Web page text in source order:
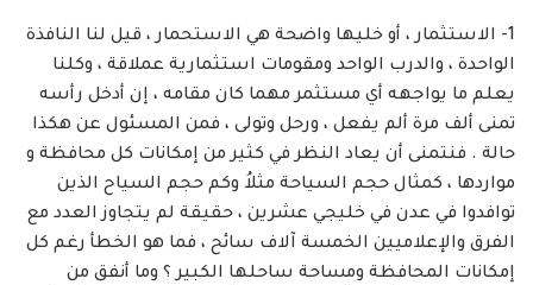
1- الاستثمار ، أو خليها واضحة هي الاستحمار ، قيل لنا النافذة
الواحدة ، والدرب الواحد ومقومات استثمارية عملاقة ، وكلنا
يعلم ما يواجهه أي مستثمر مهما كان مقامه ، إن أدخل رأسه
تمنى ألف مرة ألم يفعل ، ورحل وتولى ، فمن المسئول عن هكذا
حالة . فنتمنى أن يعاد النظر في كثير من إمكانات كل محافظة و
مواردها ، كمثال حجم السياحة مثلاُ وكم حجم السياح الذين
توافدوا في عدن في خليجي عشرين ، حقيقة لم يتجاوز العدد مع
الفرق والإعلاميين الخمسة آلاف سائح ، فما هو الخطأ رغم كل
إمكانات المحافظة ومساحة ساحلها الكبير ؟ وما أنفق من